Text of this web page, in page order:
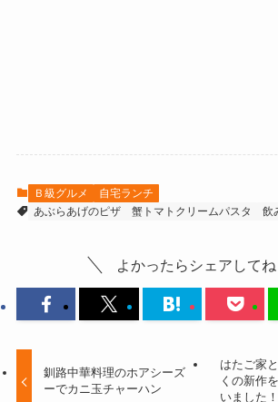
Ｂ級グルメ
自宅ランチ
あぶらあげのピザ
蟹トマトクリームパスタ 飲
よかったらシェアしてね
釧路中華料理のホアシーズ
ーでカニ玉チャーハン
はたご家
くの新作
いました！